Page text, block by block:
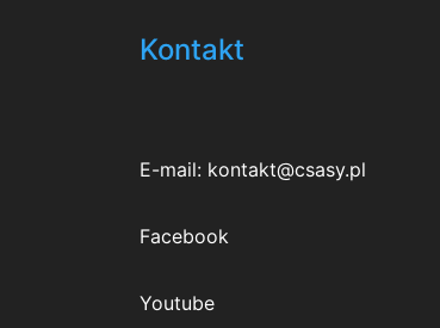
Kontakt
E-mail: kontakt@csasy.pl
Facebook
Youtube